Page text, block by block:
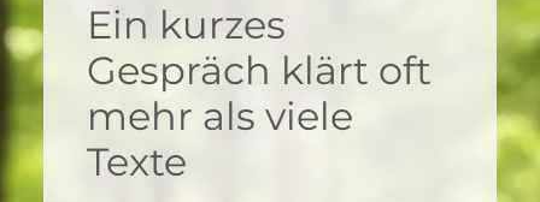
Ein kurzes
Gespräch klärt oft
mehr als viele
Texte